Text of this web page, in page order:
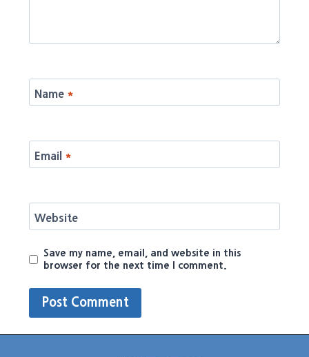
Name *
Email *
Website
Save my name, email, and website in this
browser for the next time I comment.